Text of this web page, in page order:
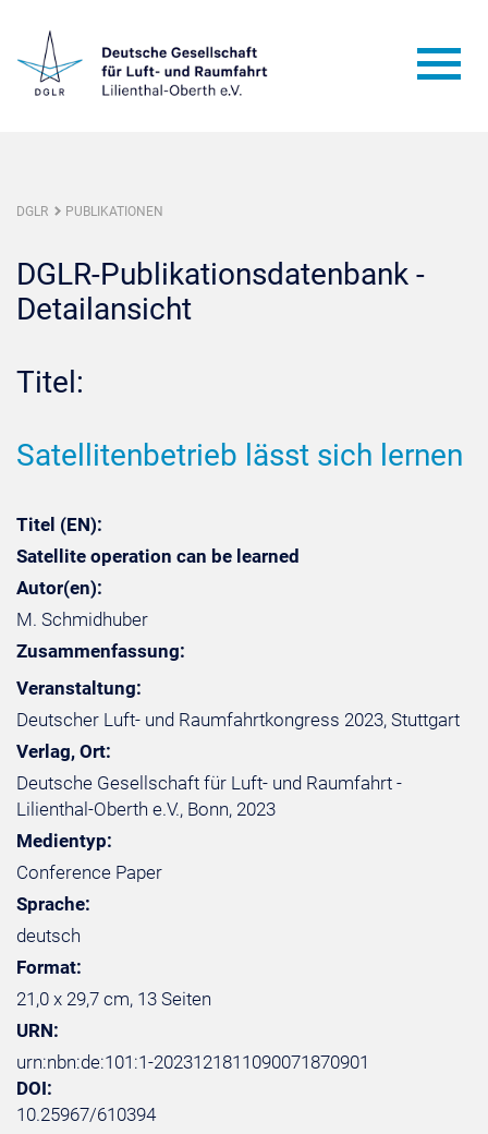
DGLR PUBLIKATIONEN
DGLR-Publikationsdatenbank -
Detailansicht
Titel:
Satellitenbetrieb lässt sich lernen
Titel (EN):
Satellite operation can be learned
Autor(en):
M. Schmidhuber
Zusammenfassung:
Veranstaltung:
Deutscher Luft- und Raumfahrtkongress 2023, Stuttgart
Verlag, Ort:
Deutsche Gesellschaft für Luft- und Raumfahrt -
Lilienthal-Oberth e.V., Bonn, 2023
Medientyp:
Conference Paper
Sprache:
deutsch
Format:
21,0 x 29,7 cm, 13 Seiten
URN:
urn:nbn:de:101:1-2023121811090071870901
DOI:
10.25967/610394